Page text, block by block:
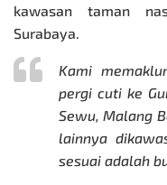
kawasan taman
Surabaya.
Kami
pergi cuti ke
Sewu, Malang
lainnya
sesuai adalah